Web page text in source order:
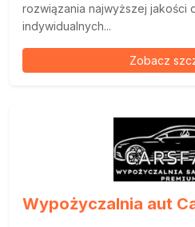
rozwiązania najwyższej jakości
indywidualnych...
Zobacz
Wypożyczalnia aut